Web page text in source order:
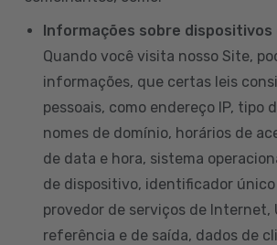
Informações sobre dispositivos
Quando você visita nosso Site,
informações, que certas leis
pessoais, como endereço IP, tipo
nomes de domínio, horários de
de data e hora, sistema
de dispositivo, identificador
provedor de serviços de Internet,
referência e de saída, dados de